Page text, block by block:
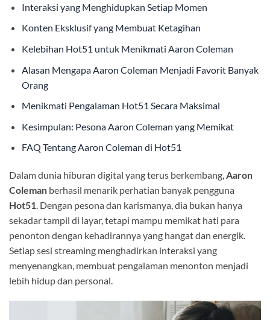
Interaksi yang Menghidupkan Setiap Momen
Konten Eksklusif yang Membuat Ketagihan
Kelebihan Hot51 untuk Menikmati Aaron Coleman
Alasan Mengapa Aaron Coleman Menjadi Favorit Banyak
Orang
Menikmati Pengalaman Hot51 Secara Maksimal
Kesimpulan: Pesona Aaron Coleman yang Memikat
FAQ Tentang Aaron Coleman di Hot51
Dalam dunia hiburan digital yang terus berkembang,Aaron
Coleman berhasil menarik perhatian banyak pengguna
Hot51. Dengan pesona dan karismanya, dia bukan hanya
sekadar tampil di layar, tetapi mampu memikat hati para
penonton dengan kehadirannya yang hangat dan energik.
Setiap sesi streaming menghadirkan interaksi yang
menyenangkan, membuat pengalaman menonton menjadi
lebih hidup dan personal.